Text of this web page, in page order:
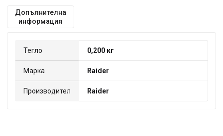
Допълнителна
информация
Тегло 0,200 кг
Марка Raider
Производител Raider